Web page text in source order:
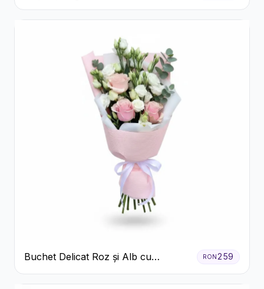
Lisianthus Alb
Buchet Delicat Roz și Alb cu
Trandafiri și Lisianthus
RON259